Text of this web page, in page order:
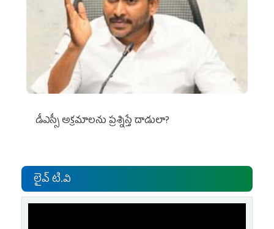
డీఎస్సీ అక్రమాలను ప్రశ్నిస్తే దాడులా?
లైవ్ టి.వి